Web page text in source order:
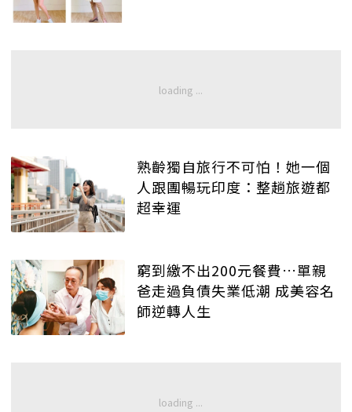
熟齡獨自旅行不可怕！她一個
人跟團暢玩印度：整趟旅遊都
超幸運
窮到繳不出200元餐費…單親
爸走過負債失業低潮 成美容名
師逆轉人生